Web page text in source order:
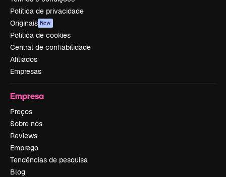
Política de privacidade
Originais New
Política de cookies
Central de confiabilidade
Afiliados
Empresas
Empresa
Preços
Sobre nós
Reviews
Emprego
Tendências de pesquisa
Blog